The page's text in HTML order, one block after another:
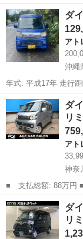
名： ダイハツ ■ 車
スタムターボＲＳ
ｌｕｅｔｏｏ...
千葉 野田市
ダ
アト
沖縄
年式: 平成17年 走行距離: 20万キロ 車検: 令和8年09月まで 価格: 12万
9千円 車両場所:
沖縄 沖縄市
ダ
リ
アト
神奈
■ 支払総額: 88万円 ■ 車両本体価格： 759,000 円 ■ メーカー
名： ダイハツ ■ 車
スタムターボＲＳリ
ージライトフォグ...
神奈川 川崎市
ダ
リ